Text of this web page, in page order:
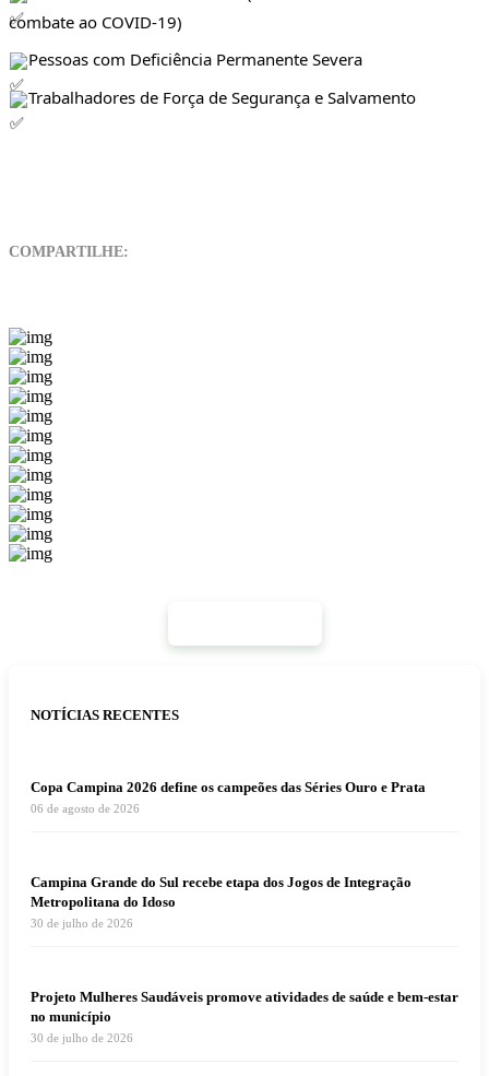
combate ao COVID-19)
Pessoas com Deficiência Permanente Severa
Trabalhadores de Força de Segurança e Salvamento
COMPARTILHE:
NOTÍCIAS RECENTES
Copa Campina 2026 define os campeões das Séries Ouro e Prata
06 de agosto de 2026
Campina Grande do Sul recebe etapa dos Jogos de Integração
Metropolitana do Idoso
30 de julho de 2026
Projeto Mulheres Saudáveis promove atividades de saúde e bem-estar
no município
30 de julho de 2026